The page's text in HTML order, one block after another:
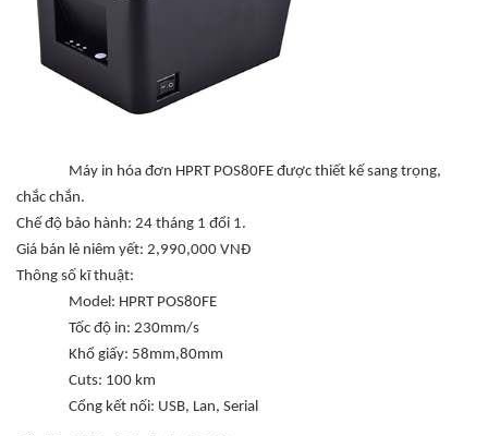
Máy in hóa đơn HPRT POS80FE được thiết kế sang trọng,
chắc chắn.
Chế độ bảo hành: 24 tháng 1 đổi 1.
Giá bán lẻ niêm yết: 2,990,000 VNĐ
Thông số kĩ thuật:
Model: HPRT POS80FE
Tốc độ in: 230mm/s
Khổ giấy: 58mm,80mm
Cuts: 100 km
Cổng kết nối: USB, Lan, Serial